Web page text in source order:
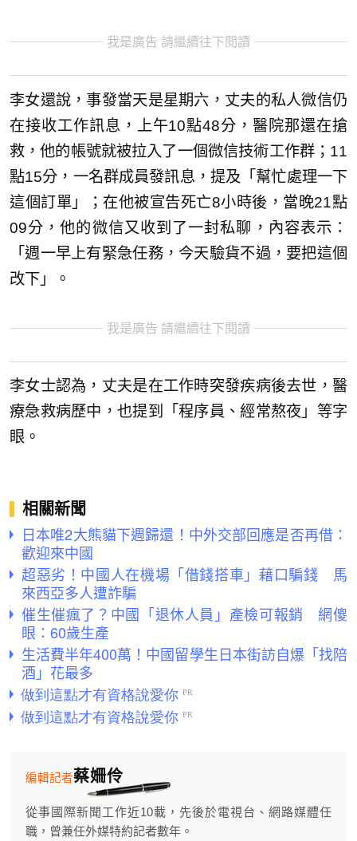
我是廣告 請繼續往下閱讀
李女還說，事發當天是星期六，丈夫的私人微信仍
在接收工作訊息，上午10點48分，醫院那還在搶
救，他的帳號就被拉入了一個微信技術工作群；11
點15分，一名群成員發訊息，提及「幫忙處理一下
這個訂單」；在他被宣告死亡8小時後，當晚21點
09分，他的微信又收到了一封私聊，內容表示：
「週一早上有緊急任務，今天驗貨不過，要把這個
改下」。
我是廣告 請繼續往下閱讀
李女士認為，丈夫是在工作時突發疾病後去世，醫
療急救病歷中，也提到「程序員、經常熬夜」等字
眼。
相關新聞
日本唯2大熊貓下週歸還！中外交部回應是否再借：
歡迎來中國
超惡劣！中國人在機場「借錢搭車」藉口騙錢 馬
來西亞多人遭詐騙
催生催瘋了？中國「退休人員」產檢可報銷 網傻
眼：60歲生產
生活費半年400萬！中國留學生日本街訪自爆「找陪
酒」花最多
蔡姍伶
編輯記者
從事國際新聞工作近10載，先後於電視台、網路媒體任
職，曾兼任外媒特約記者數年。